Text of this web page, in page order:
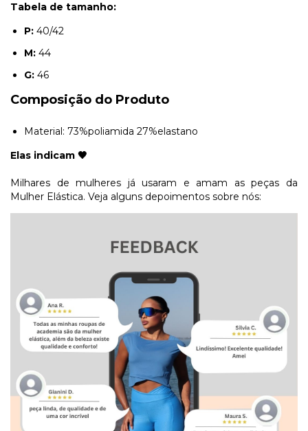
Tabela de tamanho:
P: 40/42
M: 44
G: 46
Composição do Produto
Material: 73%poliamida 27%elastano
Elas indicam 🖤
Milhares de mulheres já usaram e amam as peças da
Mulher Elástica. Veja alguns depoimentos sobre nós: